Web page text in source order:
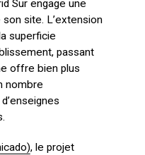
Sur engage une
site. L’extension
superficie
passant
offre bien plus
nombre
, le projet